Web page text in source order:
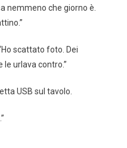
nemmeno che giorno è.
scattato foto. Dei
le urlava contro.”
USB sul tavolo.